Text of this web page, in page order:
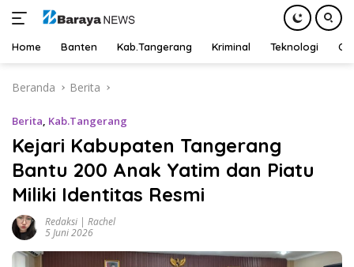
Home Banten Kab.Tangerang Kriminal Teknologi
Beranda Berita
Berita, Kab.Tangerang
Kejari Kabupaten Tangerang
Bantu 200 Anak Yatim dan Piatu
Miliki Identitas Resmi
Redaksi | Rachel
5 Juni 2026